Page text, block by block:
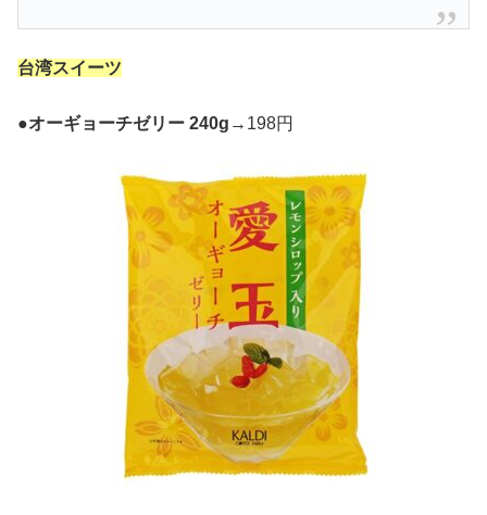
台湾スイーツ
●オーギョーチゼリー 240g →198円